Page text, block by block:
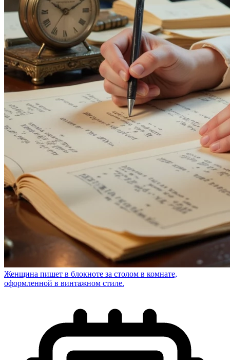
Женщина пишет в блокноте за столом в комнате,
оформленной в винтажном стиле.